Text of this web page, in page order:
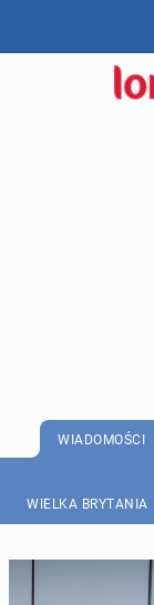
WIADOMOŚCI
WIELKA BRYTANIA